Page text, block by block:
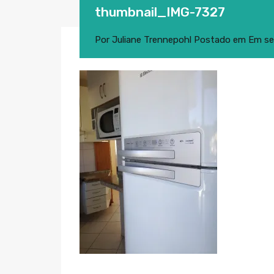
thumbnail_IMG-7327
Por Juliane Trennepohl Postado em Em